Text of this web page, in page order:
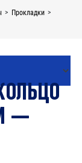
> Прокладки >
—